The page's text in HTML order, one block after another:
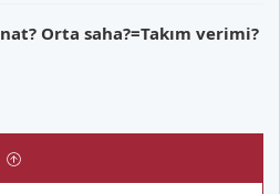
Orta saha?=Takım verimi?